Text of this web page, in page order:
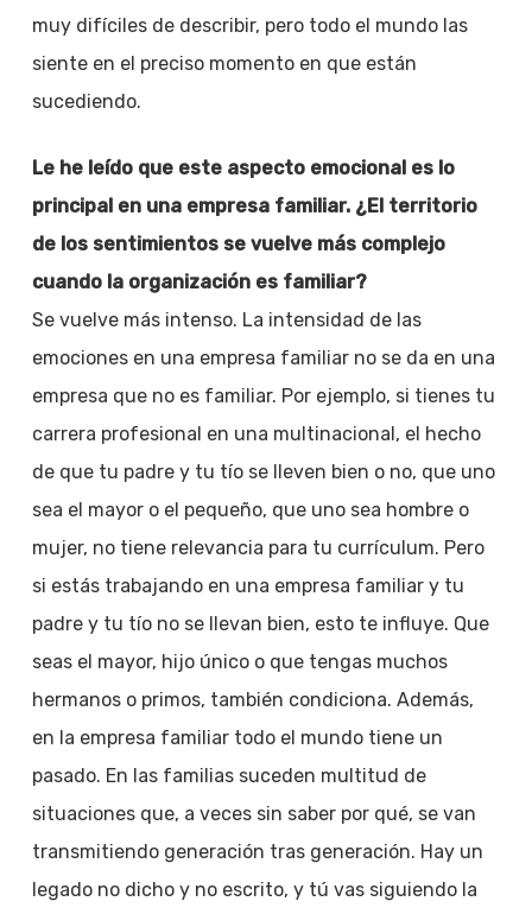
muy difíciles de describir, pero todo el mundo las
siente en el preciso momento en que están
sucediendo.
Le he leído que este aspecto emocional es lo
principal en una empresa familiar. ¿El territorio
de los sentimientos se vuelve más complejo
cuando la organización es familiar?
Se vuelve más intenso. La intensidad de las
emociones en una empresa familiar no se da en una
empresa que no es familiar. Por ejemplo, si tienes tu
carrera profesional en una multinacional, el hecho
de que tu padre y tu tío se lleven bien o no, que uno
sea el mayor o el pequeño, que uno sea hombre o
mujer, no tiene relevancia para tu currículum. Pero
si estás trabajando en una empresa familiar y tu
padre y tu tío no se llevan bien, esto te influye. Que
seas el mayor, hijo único o que tengas muchos
hermanos o primos, también condiciona. Además,
en la empresa familiar todo el mundo tiene un
pasado. En las familias suceden multitud de
situaciones que, a veces sin saber por qué, se van
transmitiendo generación tras generación. Hay un
legado no dicho y no escrito, y tú vas siguiendo la